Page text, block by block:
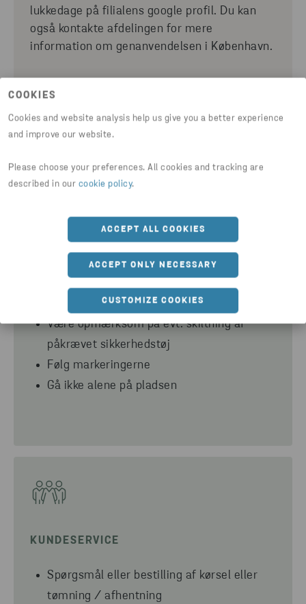
COOKIES
Cookies and website analysis help us give you a better experience
and improve our website.
Please choose your preferences. All cookies and tracking are
described in our cookie policy.
ACCEPT ALL COOKIES
ACCEPT ONLY NECESSARY
CUSTOMIZE COOKIES
lukkedage på filialens google profil. Du kan
også kontakte afdelingen for mere
information om genanvendelsen i København.
ET STENA UDEN ULYKKER
Være opmærksom på evt. skiltning af
påkrævet sikkerhedstøj
Følg markeringerne
Gå ikke alene på pladsen
KUNDESERVICE
Spørgsmål eller bestilling af kørsel eller
tømning / afhentning